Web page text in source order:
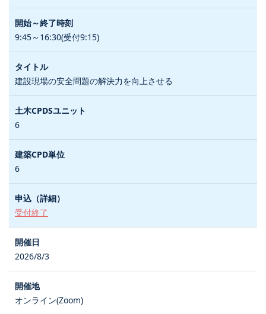
9:45～16:30(受付9:15)
建設現場の安全問題の解決力を向上させる
6
6
受付終了
2026/8/3
オンライン(Zoom)